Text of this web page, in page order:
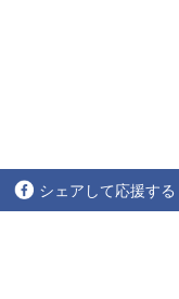
シェアして応援する